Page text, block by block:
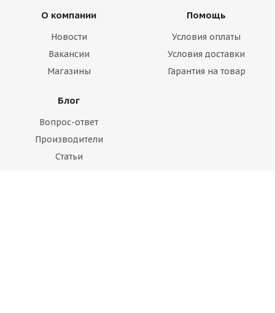
О компании
Новости
Вакансии
Магазины
Помощь
Условия оплаты
Условия доставки
Гарантия на товар
Блог
Вопрос-ответ
Производители
Статьи